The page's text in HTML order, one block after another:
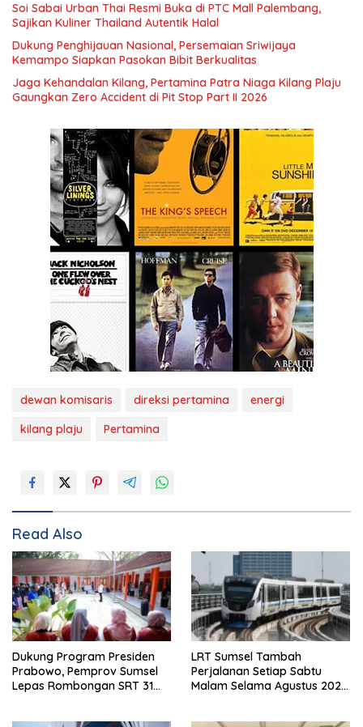
Soi Sabai Urban Thai Resmi Buka di PTC Mall Palembang,
Sajikan Kuliner Thailand Autentik Halal
Dukung Penghijauan Nasional, Persemaian Sriwijaya
Kemampo Siapkan Pasokan Bibit Berkualitas
Jaga Kehandalan Kilang, Pertamina Patra Niaga Kilang Plaju
Gaungkan Zero Accident di Pit Stop Part II 2026
dewan komisaris direksi pertamina
energi
kilang plaju
Pertamina
Read Also
Dukung Program Presiden
Prabowo, Pemprov Sumsel
Lepas Rombongan SRT 31
LRT Sumsel Tambah
Perjalanan Setiap Sabtu
Malam Selama Agustus 2026,